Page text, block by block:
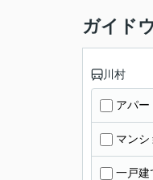
ガイド
川村
アパー
マンシ
一戸建